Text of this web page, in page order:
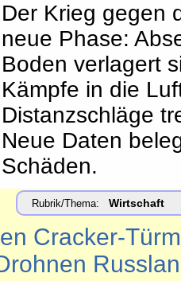
Der Krieg gegen
neue Phase:
Boden verlagert
Kämpfe in die
Distanzschläge
Neue Daten
Schäden.
Rubrik/Thema: Wirtschaft
Cracker-